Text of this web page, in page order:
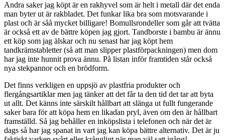
Andra saker jag köpt är en rakhyvel som är helt i metall där det enda
man byter ut är rakbladet. Det funkar lika bra som motsvarande i
plast och är såå mycket billigare! Bomullsrondeller som går att tvätta
är också ett av de bättre köpen jag gjort. Tandborste i bambu är ännu
ett köp som jag älskar och nu senast har jag köpt hem
tandkrämstabletter (så att man slipper plastförpackningen) men dom
har jag inte hunnit prova ännu. På listan inför framtiden står också
nya stekpannor och en brödform.
Det finns verkligen en uppsjö av plastfria produkter och
flergångsartiklar men jag tänker att det får ta den tid det tar att byta
ut allt. Det känns inte särskilt hållbart att slänga ut fullt fungerande
saker bara för att köpa hem en likadan pryl, även om den är hållbart
framställd. Så jag behåller en inköpslista i telefonen och när det är
dags så har jag spanat in vart jag kan köpa bättre alternativ. Det är ju